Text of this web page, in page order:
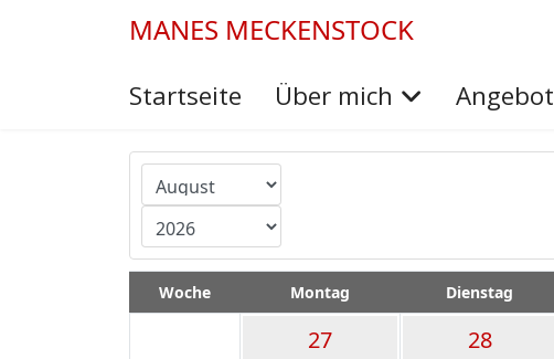
MANES MECKENSTOCK
Startseite Über mich Angebot
Month
Year
Woche Montag Dienstag
27 28